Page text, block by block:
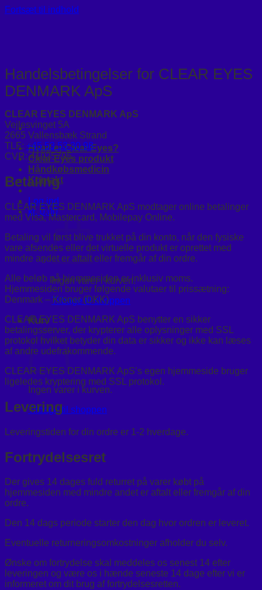
Fortsæt til indhold
Hvad er Clear Eyes?
Clear Eyes produkt
Håndkøbsmedicin
Kontakt
Log ind
kr. 0,00
Ingen varer i kurven.
Tilbage til shoppen
Kurv
Ingen varer i kurven.
Tilbage til shoppen
Handelsbetingelser for CLEAR EYES
DENMARK ApS
CLEAR EYES DENMARK ApS
Vejlesvinget 5A
2665 Vallensbæk Strand
TLF: +45 53 53 30 98
CVR: 41925795
Betaling
CLEAR EYES DENMARK ApS modtager online betalinger
med Visa, Mastercard, Mobilepay Online.
Betaling vil først blive trukket på din konto, når den fysiske
vare afsendes eller det virtuelle produkt er oprettet med
mindre andet er aftalt eller fremgår af din ordre.
Alle beløb på hjemmesiden er inklusiv moms.
Hjemmesiden bruger følgende valutaer til prissætning:
Denmark – Kroner (DKK)
CLEAR EYES DENMARK ApS benytter en sikker
betalingsserver, der krypterer alle oplysninger med SSL
protokol hvilket betyder din data er sikker og ikke kan læses
af andre udefrakommende.
CLEAR EYES DENMARK ApS’s egen hjemmeside bruger
ligeledes kryptering med SSL protokol.
Levering
Leveringstiden for din ordre er 1-2 hverdage.
Fortrydelsesret
Der gives 14 dages fuld returret på varer købt på
hjemmesiden med mindre andet er aftalt eller fremgår af din
ordre.
Den 14 dags periode starter den dag hvor ordren er leveret.
Eventuelle returneringsomkostninger afholder du selv.
Ønske om fortrydelse skal meddeles os senest 14 efter
leveringen og være os i hænde seneste 14 dage efter vi er
informeret om dit brug af fortrydelsesretten.